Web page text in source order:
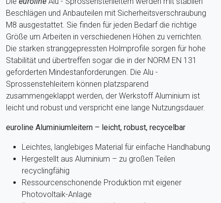
Beschlägen und Anbauteilen mit Sicherheitsverschraubung
M8 ausgestattet. Sie finden für jeden Bedarf die richtige
Größe um Arbeiten in verschiedenen Höhen zu verrichten.
Die starken stranggepressten Holmprofile sorgen für hohe
Stabilität und übertreffen sogar die in der NORM EN 131
geforderten Mindestanforderungen. Die Alu -
Sprossenstehleitern können platzsparend
zusammengeklappt werden, der Werkstoff Aluminium ist
leicht und robust und verspricht eine lange Nutzungsdauer.
euroline Aluminiumleitern – leicht, robust, recycelbar
Leichtes, langlebiges Material für einfache Handhabung
Hergestellt aus Aluminium – zu großen Teilen
recyclingfähig
Ressourcenschonende Produktion mit eigener
Photovoltaik-Anlage